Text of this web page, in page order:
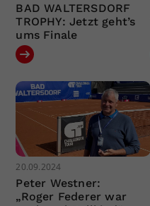
BAD WALTERSDORF
TROPHY: Jetzt geht’s
ums Finale
20.09.2024
Peter Westner:
„Roger Federer war